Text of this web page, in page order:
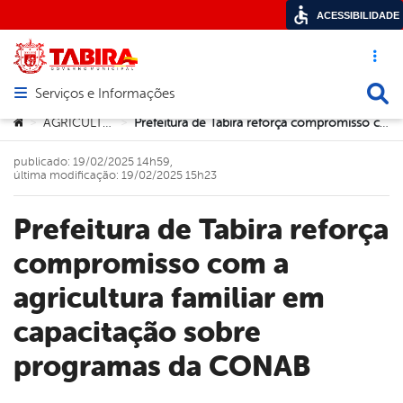
Acesso
Abrir menu principal de navegação
Serviços e Informações
Você está aqui:
> AGRICULTURA > Prefeitura de Tabira reforça compromisso com a agricultura familiar em capacitação sobre programas da CONAB
Prefeitura de Tabira reforça
compromisso com a
agricultura familiar em
capacitação sobre
programas da CONAB
publicado: 19/02/2025 14h59,
última modificação: 19/02/2025 15h23
ACESSIBILIDADE